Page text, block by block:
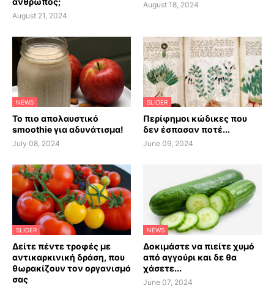
August 21, 2024
August 18, 2024
NEWS
Το πιο απολαυστικό
smoothie για αδυνάτισμα!
July 08, 2024
SLIDER
Περίφημοι κώδικες που
δεν έσπασαν ποτέ...
June 09, 2024
SLIDER
Δείτε πέντε τροφές με
αντικαρκινική δράση, που
θωρακίζουν τον οργανισμό
σας
NEWS
Δοκιμάστε να πιείτε χυμό
από αγγούρι και δε θα
χάσετε...
June 07, 2024